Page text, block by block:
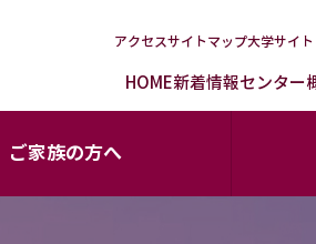
アクセスサイトマップ大学サイト
HOME新着情報センター
ご家族の方へ